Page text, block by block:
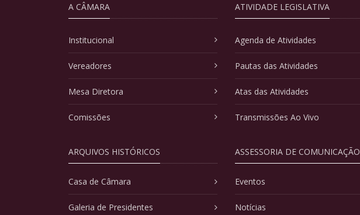
A CÂMARA
Institucional
Vereadores
Mesa Diretora
Comissões
ARQUIVOS HISTÓRICOS
Casa de Câmara
Galeria de Presidentes
ATIVIDADE LEGISLATIVA
Agenda de Atividades
Pautas das Atividades
Atas das Atividades
Transmissões Ao Vivo
ASSESSORIA DE COMUNICAÇÃO
Eventos
Notícias